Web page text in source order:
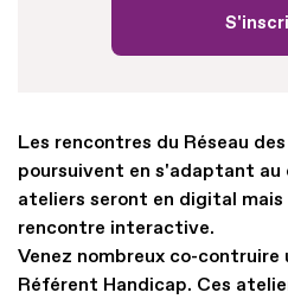
Les rencontres du Réseau
poursuivent en s'adaptant
ateliers seront en digital mais
rencontre interactive.
Venez nombreux co-contruire
Référent Handicap. Ces